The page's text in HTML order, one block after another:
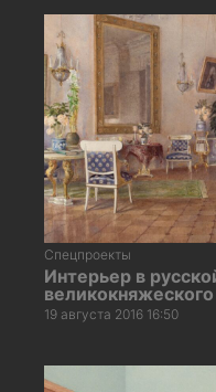
Спецпроекты
Интерьер в
19 августа 2016 16:50